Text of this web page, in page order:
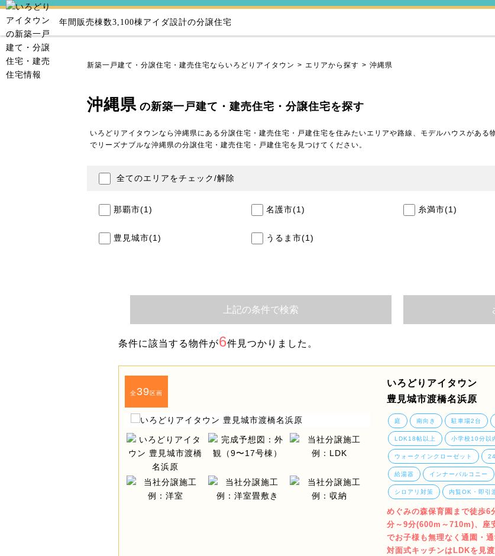
年間販売棟数3,100棟アイダ設計の分譲住宅
新築一戸建て・分譲住宅・建売住宅ならいろどりアイタウン エリアから探す 沖縄県
沖縄県 の新築一戸建て・建売住宅・分譲住宅を探す
いろどりアイタウンなら沖縄県にある分譲住宅・建売住宅・戸建住宅を住みたいエリアや路線、モデルハウスがあ
でリーズナブルな沖縄県の分譲住宅・建売住宅・戸建住宅を見つけてください。
全てのエリアをチェック/解除
那覇市(1) 名護市(1) 糸満市(1)
豊見城市(1) うるま市(1)
上記の条件で検索
条件に該当する物件が6件見つかりました。
全39区画
いろどりアイタウン
豊見城市渡橋名浜原
庭 南向き 駐車場2台
LDK18帖以上 小学校10分以
ウォークインクローゼット
給湯器 インナーバルコニー
シロアリ対策 内覧OK・即引
めぐみの森保育園まで徒歩
分～9分(600m～710m)、座
でお子様も無理なく通園・通
対面式キッチンはLDKを見